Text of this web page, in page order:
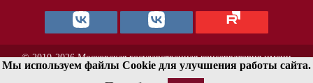
© 2010-2026 Московская государственная консерватория имени
П.И.Чайковского. Все права защищены.
Мы используем файлы Cookie для улучшения работы сайта.